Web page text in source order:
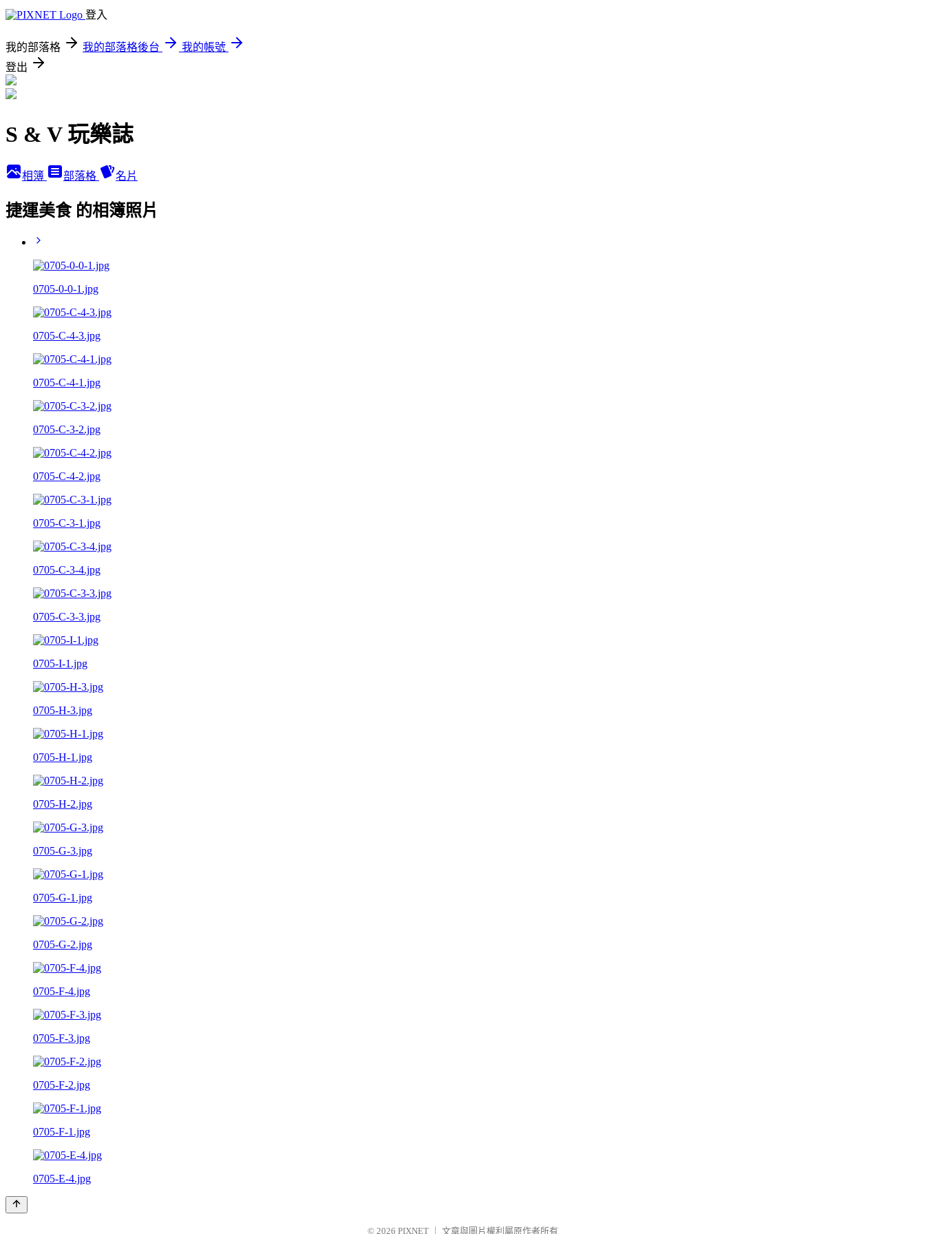
登入
我的部落格 我的部落格後台
我的帳號
登出
S & V 玩樂誌
相簿 部落格 名片
捷運美食 的相簿照片
0705-0-0-1.jpg
0705-C-4-3.jpg
0705-C-4-1.jpg
0705-C-3-2.jpg
0705-C-4-2.jpg
0705-C-3-1.jpg
0705-C-3-4.jpg
0705-C-3-3.jpg
0705-I-1.jpg
0705-H-3.jpg
0705-H-1.jpg
0705-H-2.jpg
0705-G-3.jpg
0705-G-1.jpg
0705-G-2.jpg
0705-F-4.jpg
0705-F-3.jpg
0705-F-2.jpg
0705-F-1.jpg
0705-E-4.jpg
© 2026 PIXNET 文章與圖片權利屬原作者所有